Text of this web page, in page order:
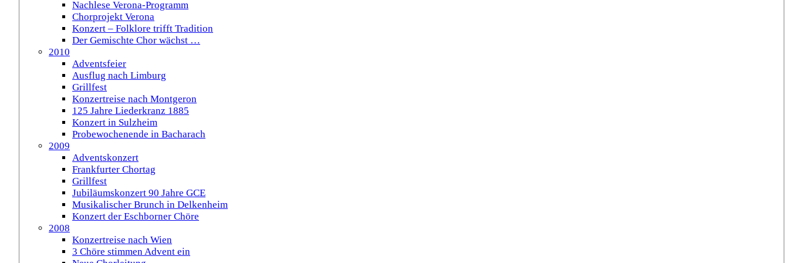
Nachlese Verona-Programm
Chorprojekt Verona
Konzert – Folklore trifft Tradition
Der Gemischte Chor wächst …
2010
Adventsfeier
Ausflug nach Limburg
Grillfest
Konzertreise nach Montgeron
125 Jahre Liederkranz 1885
Konzert in Sulzheim
Probewochenende in Bacharach
2009
Adventskonzert
Frankfurter Chortag
Grillfest
Jubiläumskonzert 90 Jahre GCE
Musikalischer Brunch in Delkenheim
Konzert der Eschborner Chöre
2008
Konzertreise nach Wien
3 Chöre stimmen Advent ein